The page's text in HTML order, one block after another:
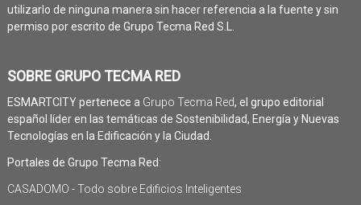
utilizarlo de ninguna manera sin hacer referencia a la fuente y sin
permiso por escrito de Grupo Tecma Red S.L.
SOBRE GRUPO TECMA RED
ESMARTCITY pertenece a Grupo Tecma Red, el grupo editorial
español líder en las temáticas de Sostenibilidad, Energía y Nuevas
Tecnologías en la Edificación y la Ciudad.
Portales de Grupo Tecma Red:
CASADOMO - Todo sobre Edificios Inteligentes